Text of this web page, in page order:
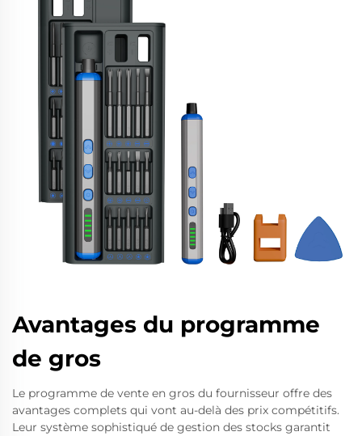
Avantages du programme
de gros
Le programme de vente en gros du fournisseur offre des
avantages complets qui vont au-delà des prix compétitifs.
Leur système sophistiqué de gestion des stocks garantit